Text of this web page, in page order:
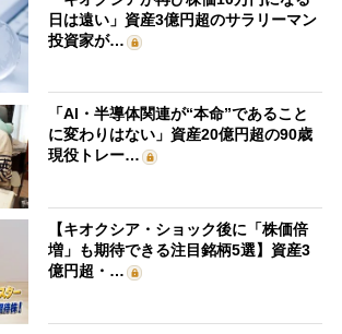
日は遠い」資産3億円超のサラリーマン
投資家が…
「AI・半導体関連が“本命”であること
に変わりはない」資産20億円超の90歳
現役トレー…
【キオクシア・ショック後に「株価倍
増」も期待できる注目銘柄5選】資産3
億円超・…